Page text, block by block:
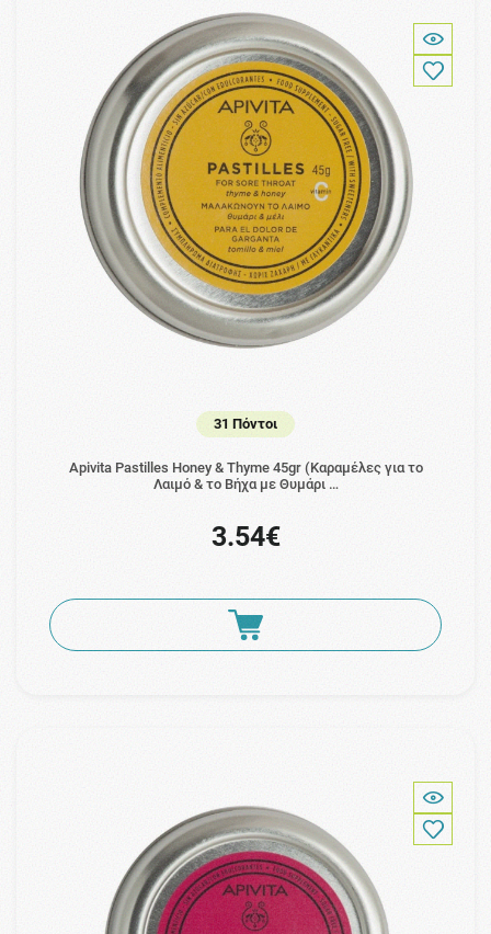
31 Πόντοι
Apivita Pastilles Honey & Thyme 45gr (Καραμέλες για το
Λαιμό & το Βήχα με Θυμάρι …
3.54€